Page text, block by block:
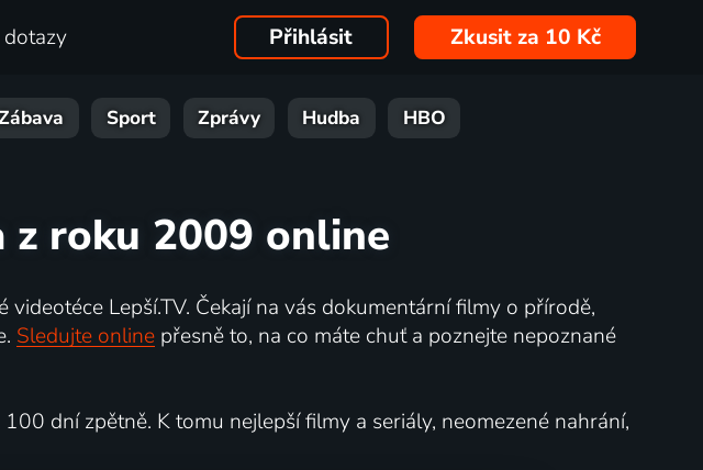
dotazy Přihlásit Zkusit za 10 Kč
Sport Zprávy Hudba HBO
z roku 2009 online
Lepší.TV. Čekají na vás dokumentární filmy o přírodě,
Sledujte onlinepřesně to, na co máte chuť a poznejte nepoznané
dní zpětně. K tomu nejlepší filmy a seriály, neomezené nahrání,